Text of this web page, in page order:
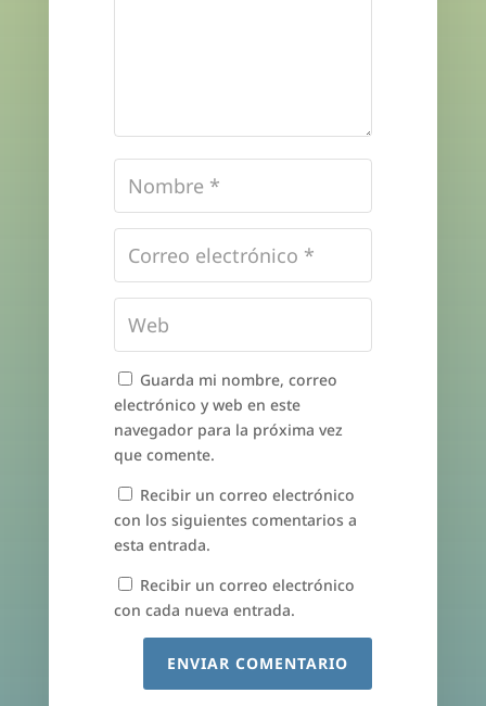
Guarda mi nombre, correo
electrónico y web en este
navegador para la próxima vez
que comente.
Recibir un correo electrónico
con los siguientes comentarios a
esta entrada.
Recibir un correo electrónico
con cada nueva entrada.
ENVIAR COMENTARIO